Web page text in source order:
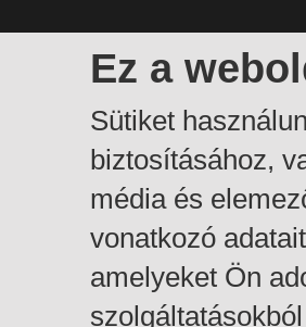
Ez a
Sütiket
biztosításához,
média és
vonatkozó
amelyeket Ön